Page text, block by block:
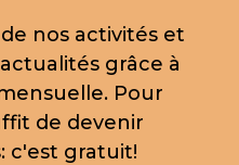
nos activités et
grâce à
Pour
de devenir
c'est gratuit!